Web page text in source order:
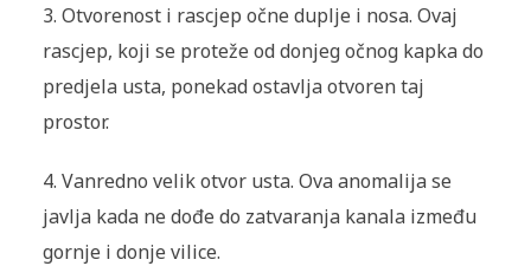
3. Otvorenost i rascjep očne duplje i nosa. Ovaj
rascjep, koji se proteže od donjeg očnog kapka do
predjela usta, ponekad ostavlja otvoren taj
prostor.
4. Vanredno velik otvor usta. Ova anomalija se
javlja kada ne dođe do zatvaranja kanala između
gornje i donje vilice.